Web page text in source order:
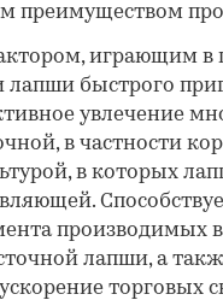
преимуществом
играющим в
лапши быстрого
увлечение
в частности
в которых
производимых
лапши, а
торговых